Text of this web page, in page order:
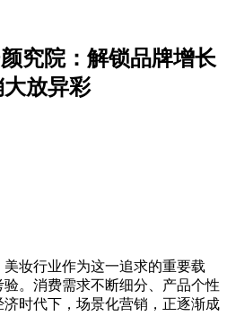
究院：解锁品牌增长
放异彩
妆行业作为这一追求的重要载
。消费需求不断细分、产品个性
时代下，场景化营销，正逐渐成